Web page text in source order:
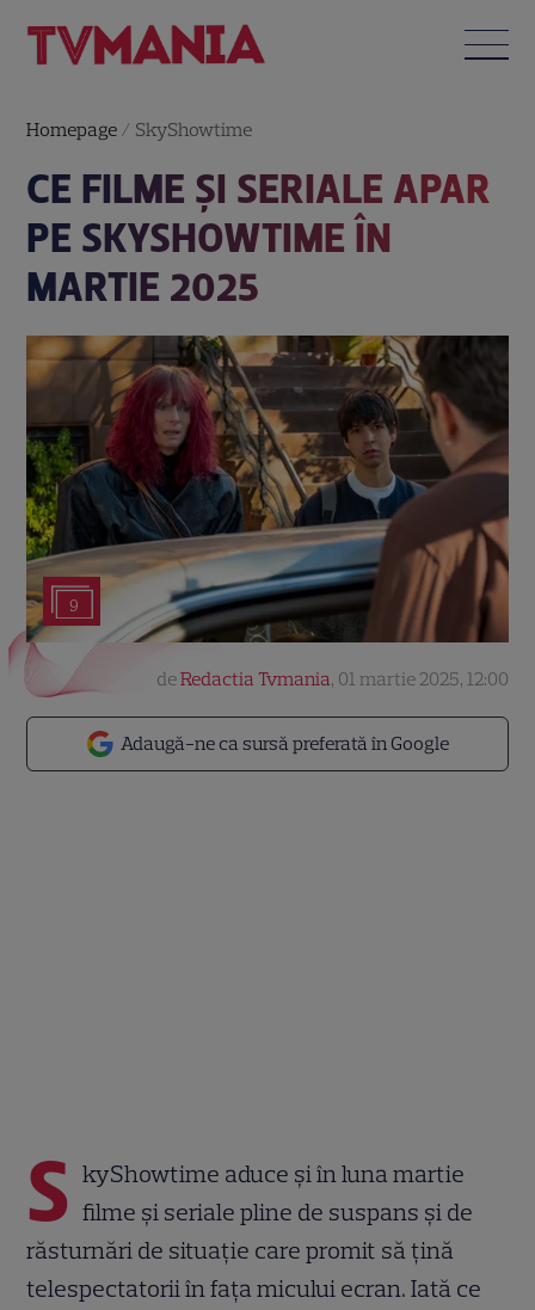
Homepage / SkyShowtime
CE FILME ȘI SERIALE APAR
PE SKYSHOWTIME ÎN
MARTIE 2025
9
Adaugă-ne ca sursă preferată în Google
deRedactia Tvmania, 01 martie 2025, 12:00
S kyShowtime aduce și în luna martie
filme și seriale pline de suspans și de
răsturnări de situație care promit să țină
telespectatorii în fața micului ecran. Iată ce